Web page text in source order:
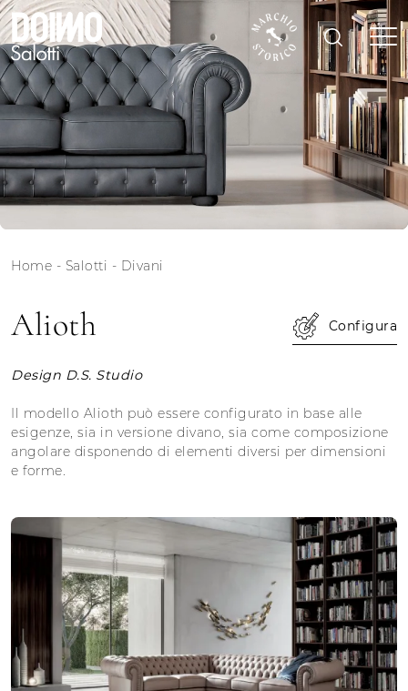
Home - Salotti - Divani
Alioth Configura
Design D.S. Studio
Il modello Alioth può essere configurato in base alle
esigenze, sia in versione divano, sia come composizione
angolare disponendo di elementi diversi per dimensioni
e forme.